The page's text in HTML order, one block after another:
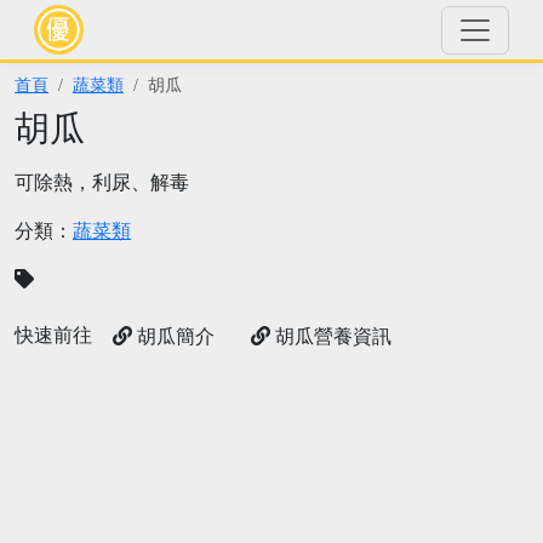
首頁 蔬菜類 胡瓜
胡瓜
可除熱，利尿、解毒
分類： 蔬菜類
快速前往 胡瓜簡介 胡瓜營養資訊